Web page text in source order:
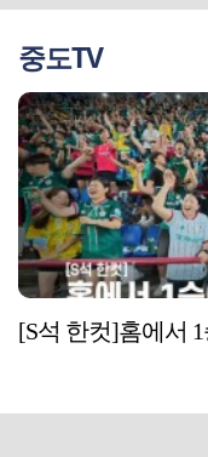
중도TV
[S석 한컷]홈에서